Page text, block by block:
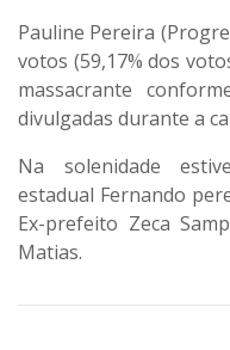
Pauline Pereira
votos (59,17% dos
massacrante
divulgadas durante a
Na solenidade
estadual Fernando
Ex-prefeito Zeca
Matias.